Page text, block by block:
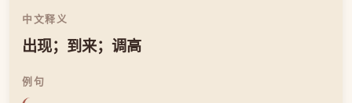
中文释义
出现；到来；调高
例句